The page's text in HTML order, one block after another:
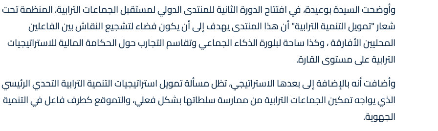
وأوضحت السيدة بوعيدة، في افتتاح الدورة الثانية للمنتدى الدولي لمستقبل الجماعات الترابية، المنظمة تحت
شعار "تمويل التنمية الترابية" أن هذا المنتدى يهدف إلى أن يكون فضاء لتشجيع النقاش بين الفاعلين
المحليين الأفارقة ، وكذا ساحة لبلورة الذكاء الجماعي وتقاسم التجارب حول الحكامة المالية للاستراتيجيات
الترابية على مستوى القارة.
وأضافت أنه بالإضافة إلى بعدها الاستراتيجي، تظل مسألة تمويل استراتيجيات التنمية الترابية التحدي الرئيسي
الذي يواجه تمكين الجماعات الترابية من ممارسة سلطاتها بشكل فعلي، والتموقع كطرف فاعل في التنمية
الجهوية.